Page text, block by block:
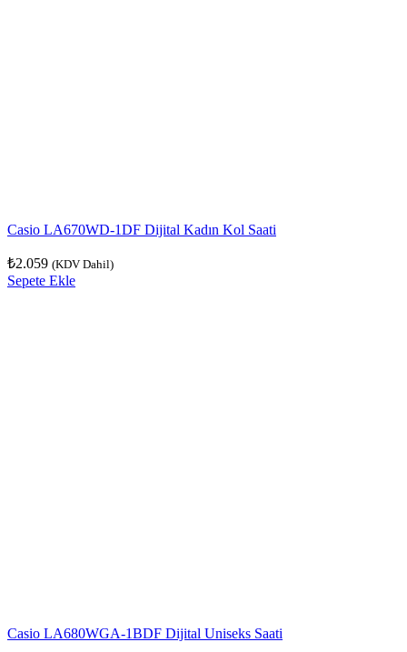
Casio LA670WD-1DF Dijital Kadın Kol Saati
₺2.059 (KDV Dahil)
Sepete Ekle
Casio LA680WGA-1BDF Dijital Uniseks Saati